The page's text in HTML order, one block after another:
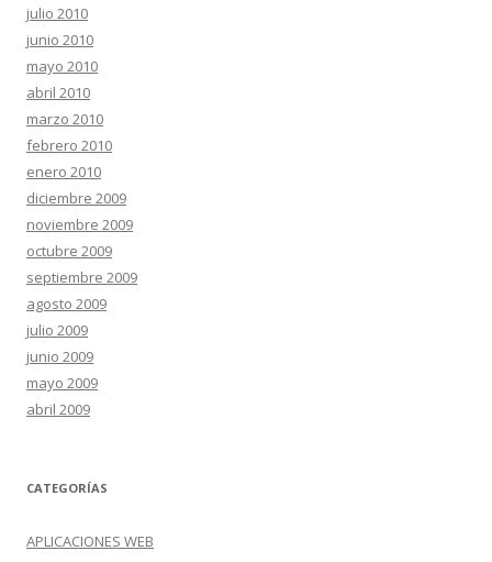
julio 2010
junio 2010
mayo 2010
abril 2010
marzo 2010
febrero 2010
enero 2010
diciembre 2009
noviembre 2009
octubre 2009
septiembre 2009
agosto 2009
julio 2009
junio 2009
mayo 2009
abril 2009
CATEGORÍAS
APLICACIONES WEB